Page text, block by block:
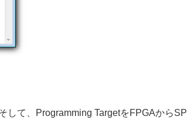
て、Programming TargetをFPGAからSPI